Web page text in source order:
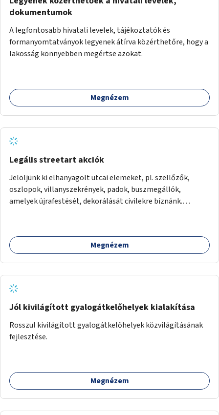
dokumentumok
A legfontosabb hivatali levelek, tájékoztatók és
formanyomtatványok legyenek átírva közérthetőre, hogy a
lakosság könnyebben megértse azokat.
Megnézem
Legális streetart akciók
Jelöljünk ki elhanyagolt utcai elemeket, pl. szellőzők,
oszlopok, villanyszekrények, padok, buszmegállók,
amelyek újrafestését, dekorálását civilekre bíznánk.
Megnézem
Jól kivilágított gyalogátkelőhelyek kialakítása
Rosszul kivilágított gyalogátkelőhelyek közvilágításának
fejlesztése.
Megnézem